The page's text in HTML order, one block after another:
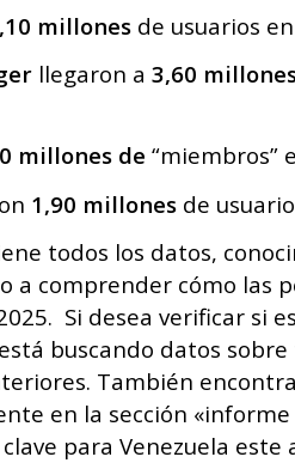
millones de usuarios
llegaron a3,60
millones de “miembros”
1,90 millones de
todos los datos,
a comprender cómo las
Si desea verificar si
buscando datos
También
en la sección
para Venezuela este